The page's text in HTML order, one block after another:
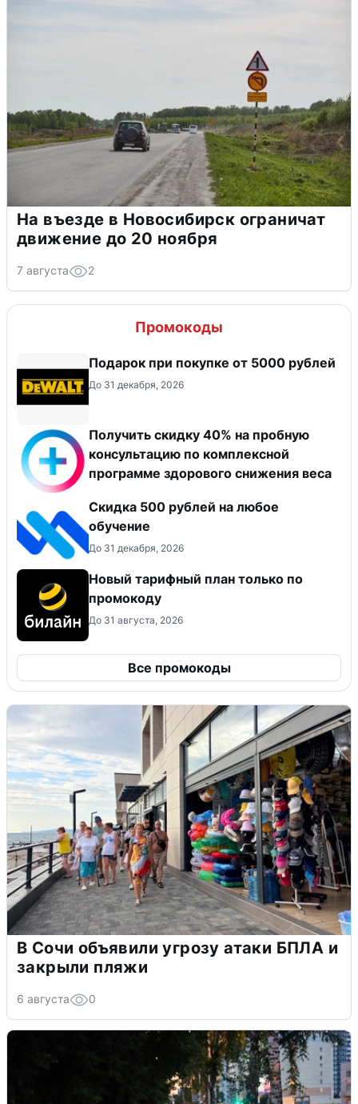
На въезде в Новосибирск ограничат
движение до 20 ноября
7 августа 2
Промокоды
Подарок при покупке от 5000 рублей
До 31 декабря, 2026
Получить скидку 40% на пробную
консультацию по комплексной
программе здорового снижения веса
Скидка 500 рублей на любое
обучение
До 31 декабря, 2026
Новый тарифный план только по
промокоду
До 31 августа, 2026
Все промокоды
В Сочи объявили угрозу атаки БПЛА и
закрыли пляжи
6 августа 0